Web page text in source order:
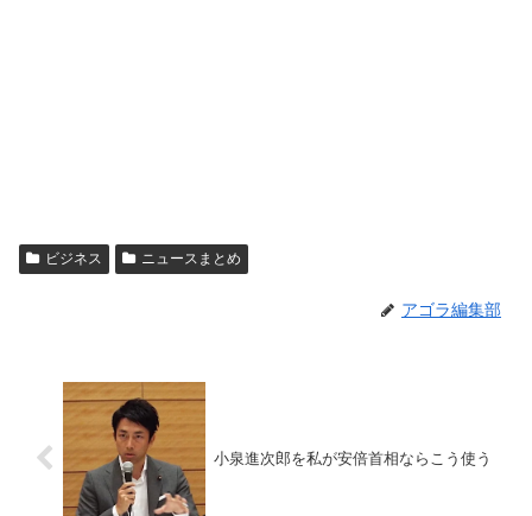
ビジネス ニュースまとめ
アゴラ編集部
小泉進次郎を私が安倍首相ならこう使う